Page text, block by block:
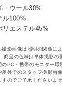
・ウール30%
ル100%
リエステル45%
影画像は照明の関係に
商品の色味は単体撮影の
PC・携帯のモニター環
外でのスタッフ撮影画
のでご了承くださいませ